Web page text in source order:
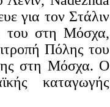
για τον Στάλιν
του στη Μόσχα,
Πόλης του
στη Μόσχα. Ο
καταγωγής